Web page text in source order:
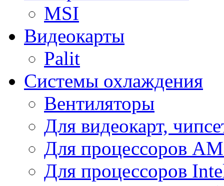
MSI
Видеокарты
Palit
Системы охлаждения
Вентиляторы
Для видеокарт,
Для процессоров
Для процессоров